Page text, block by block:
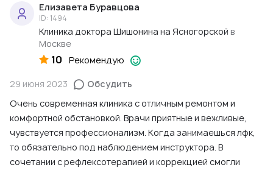
Елизавета Буравцова
ID: 1494
Клиника доктора Шишонина на Ясногорской в
Москве
10 Рекомендую
29 июня 2023
Обсудить
Очень современная клиника с отличным ремонтом и
комфортной обстановкой. Врачи приятные и вежливые,
чувствуется профессионализм. Когда занимаешься лфк,
то обязательно под наблюдением инструктора. В
сочетании с рефлексотерапией и коррекцией смогли